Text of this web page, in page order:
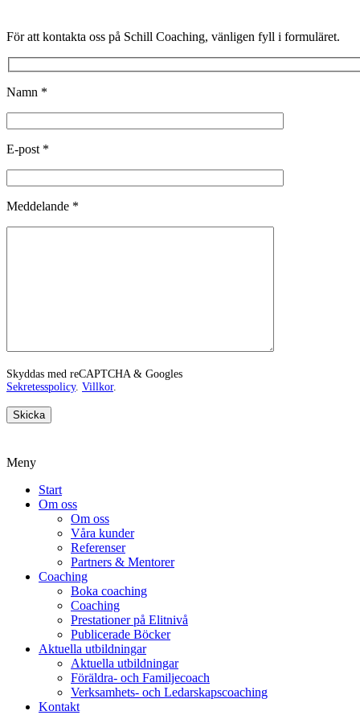
För att kontakta oss på Schill Coaching, vänligen fyll i formuläret.
Namn *
E-post *
Meddelande *
Skyddas med reCAPTCHA & Googles
Sekretesspolicy. Villkor.
Meny
Start
Om oss
Om oss
Våra kunder
Referenser
Partners & Mentorer
Coaching
Boka coaching
Coaching
Prestationer på Elitnivå
Publicerade Böcker
Aktuella utbildningar
Aktuella utbildningar
Föräldra- och Familjecoach
Verksamhets- och Ledarskapscoaching
Kontakt